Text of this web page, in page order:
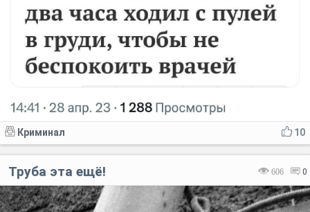
10
Криминал
606 0
Труба эта ещё!